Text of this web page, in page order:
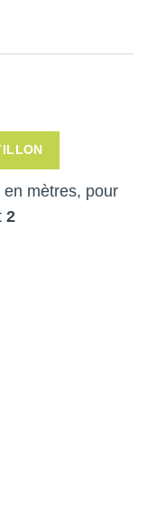
mètres, pour
2